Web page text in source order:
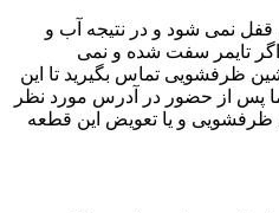
نمی شود و در نتیجه آب و
تایمر سفت شده و نمی
ظرفشویی تماس بگیرید تا این
پس از حضور در آدرس مورد نظر
ظرفشویی و یا تعویض این قطعه